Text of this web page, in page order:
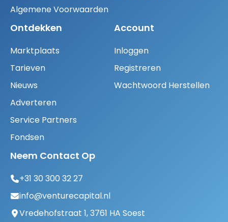
Algemene Voorwaarden
Ontdekken
Marktplaats
Tarieven
Nieuws
Adverteren
Service Partners
Fondsen
Account
Inloggen
Registreren
Wachtwoord Herstellen
Neem Contact Op
+31 30 300 32 27
info@venturecapital.nl
Vredehofstraat 1, 3761 HA Soest